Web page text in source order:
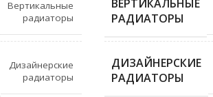
Вертикальные
радиаторы
Дизайнерские
радиаторы
ВЕРТИКАЛЬНЫЕ
РАДИАТОРЫ
ДИЗАЙНЕРСКИЕ
РАДИАТОРЫ